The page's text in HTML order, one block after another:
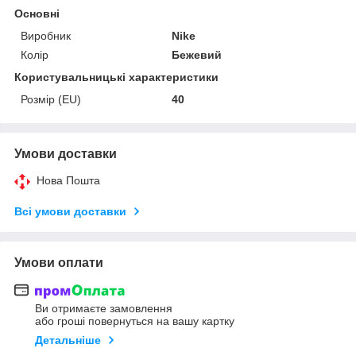
Основні
Виробник
Nike
Колір
Бежевий
Користувальницькі характеристики
Розмір (EU)
40
Умови доставки
Нова Пошта
Всі умови доставки
Умови оплати
Ви отримаєте замовлення
або гроші повернуться на вашу картку
Детальніше